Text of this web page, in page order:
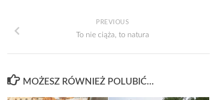
PREVIOUS
To nie ciąża, to natura
MOŻESZ RÓWNIEŻ POLUBIĆ…